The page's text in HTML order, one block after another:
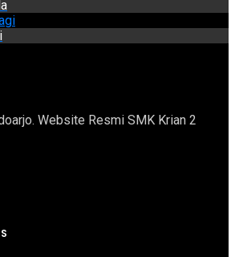
Website Resmi SMK Krian 2